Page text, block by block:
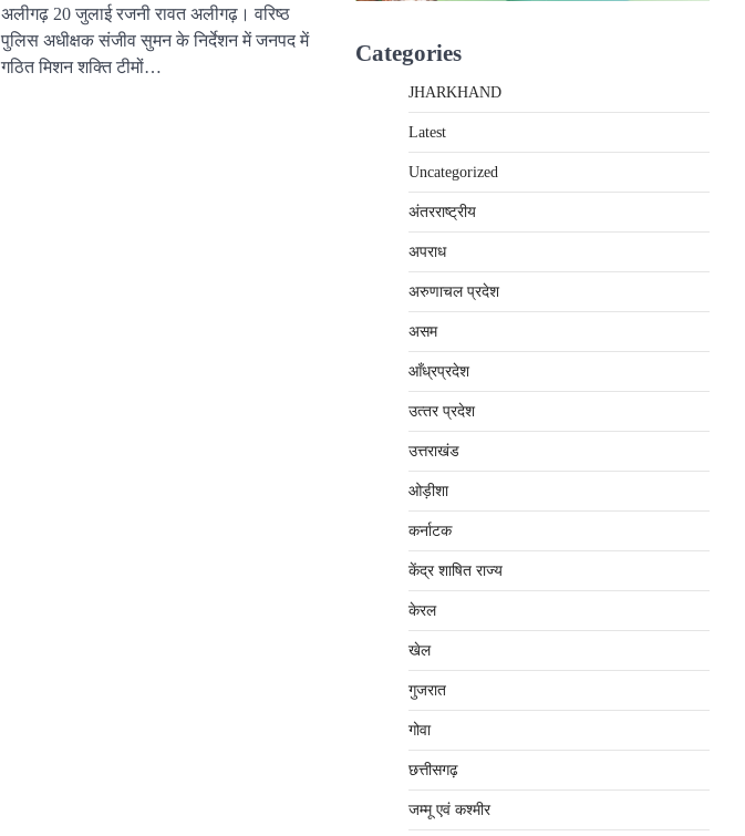
अलीगढ़ 20 जुलाई रजनी रावत अलीगढ़। वरिष्ठ
पुलिस अधीक्षक संजीव सुमन के निर्देशन में जनपद में
गठित मिशन शक्ति टीमों…
Categories
JHARKHAND
Latest
Uncategorized
अंतरराष्‍ट्रीय
अपराध
अरुणाचल प्रदेश
असम
आँध्रप्रदेश
उत्‍तर प्रदेश
उत्तराखंड
ओड़ीशा
कर्नाटक
केंद्र शाषित राज्य
केरल
खेल
गुजरात
गोवा
छत्तीसगढ़
जम्‍मू एवं कश्‍मीर